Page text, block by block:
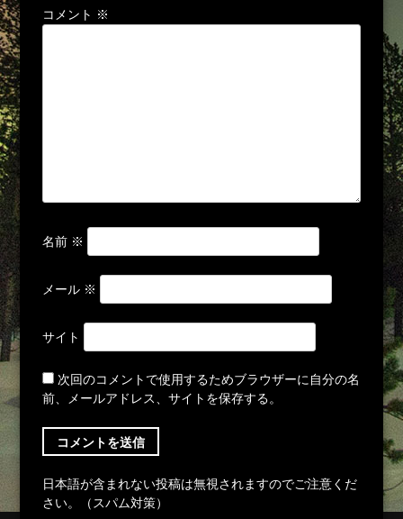
シ
コメント ※
名前 ※
メール ※
サイト
次回のコメントで使用するためブラウザーに自分の名
前、メールアドレス、サイトを保存する。
日本語が含まれない投稿は無視されますのでご注意くだ
さい。（スパム対策）